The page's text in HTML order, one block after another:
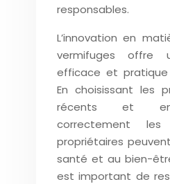
responsables.
L’innovation en
vermifuges offre
efficace et
En choisissant les
récents et en
correctement
propriétaires
santé et au bien-
est important de